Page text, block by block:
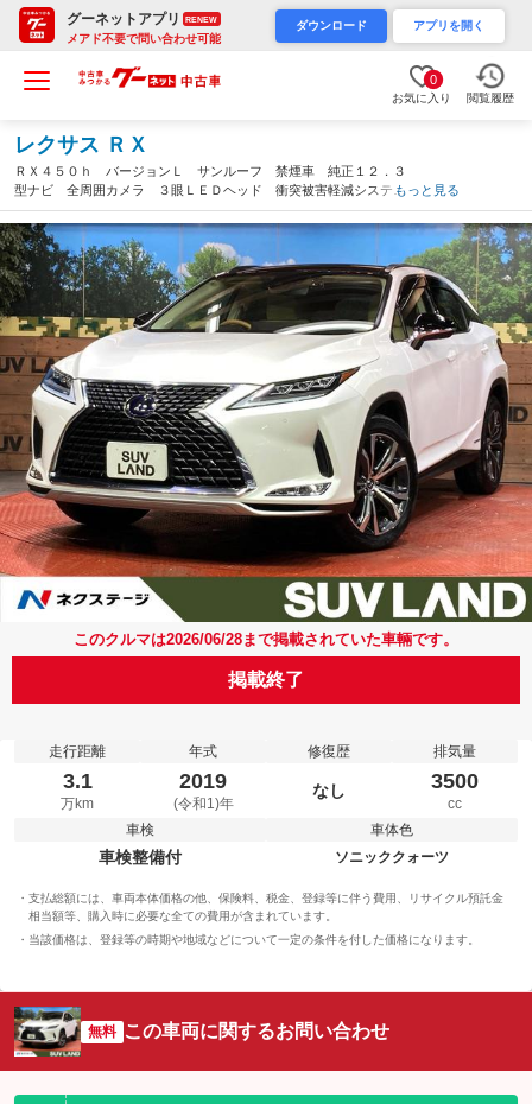
グーネットアプリ RENEW
メアド不要で問い合わせ可能
ダウンロード アプリを開く
0
お気に入り 閲覧履歴
レクサス ＲＸ
ＲＸ４５０ｈ バージョンＬ サンルーフ 禁煙車 純正１２．３
型ナビ 全周囲カメラ ３眼ＬＥＤヘッド 衝突被害軽減システ
ム レーダークルーズ 電動リアゲート レザーシート 全席シー
トヒーター 前席シートエアコン 全席パワーシート（愛知県）
もっと見る
このクルマは2026/06/28まで掲載されていた車輛です。
掲載終了
走行距離
3.1
万km
年式
2019
(令和1)年
修復歴
なし
排気量
3500
cc
車検
車検整備付
車体色
ソニッククォーツ
支払総額には、車両本体価格の他、保険料、税金、登録等に伴う費用、リサイクル預託金
相当額等、購入時に必要な全ての費用が含まれています。
当該価格は、登録等の時期や地域などについて一定の条件を付した価格になります。
無料 この車両に関するお問い合わせ